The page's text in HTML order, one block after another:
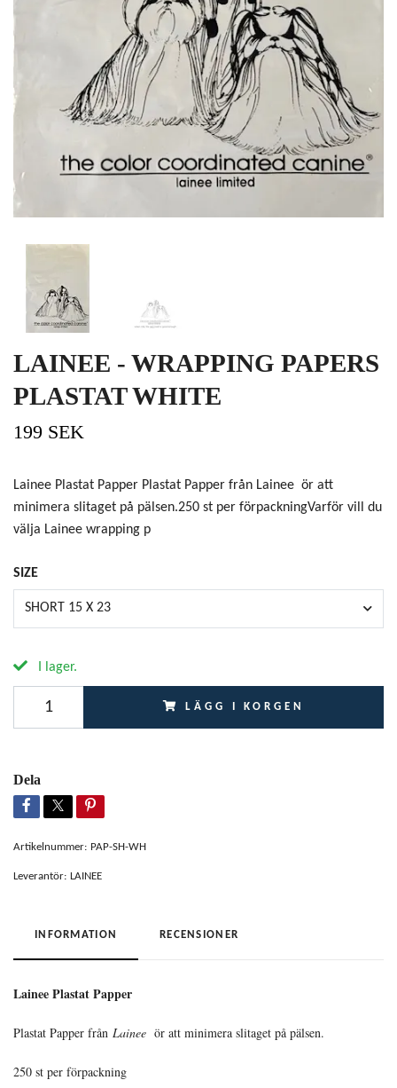
LAINEE - WRAPPING PAPERS
PLASTAT WHITE
199 SEK
Lainee Plastat Papper Plastat Papper från Lainee ör att
minimera slitaget på pälsen.250 st per förpackningVarför vill du
välja Lainee wrapping p
SIZE
SHORT 15 X 23
I lager.
LÄGG I KORGEN
Dela
Artikelnummer: PAP-SH-WH
Leverantör: LAINEE
INFORMATION RECENSIONER
Lainee Plastat Papper
Plastat Papper från Lainee ör att minimera slitaget på pälsen.
250 st per förpackning